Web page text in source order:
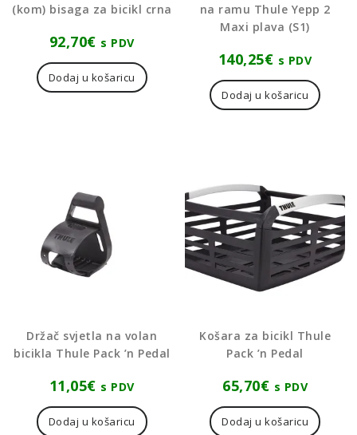
(kom) bisaga za bicikl crna
92,70€ s PDV
Dodaj u košaricu
na ramu Thule Yepp 2
Maxi plava (S1)
140,25€ s PDV
Dodaj u košaricu
Držač svjetla na volan
bicikla Thule Pack ’n Pedal
11,05€ s PDV
Dodaj u košaricu
Košara za bicikl Thule
Pack ’n Pedal
65,70€ s PDV
Dodaj u košaricu